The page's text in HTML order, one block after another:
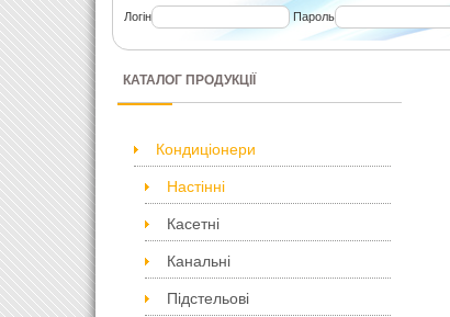
Логін Пароль
КАТАЛОГ ПРОДУКЦІЇ
Кондиціонери
Настінні
Касетні
Канальні
Підстельові